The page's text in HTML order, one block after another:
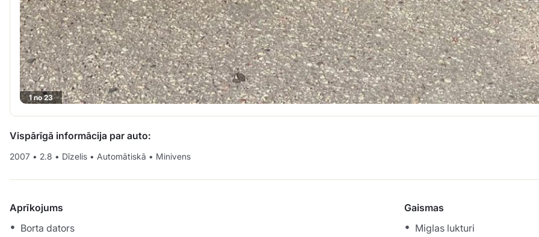
1 no 23
Vispārīgā informācija par auto:
2007 • 2.8 • Dīzelis • Automātiskā • Minivens
Aprīkojums
Borta dators
Gaismas
Miglas lukturi